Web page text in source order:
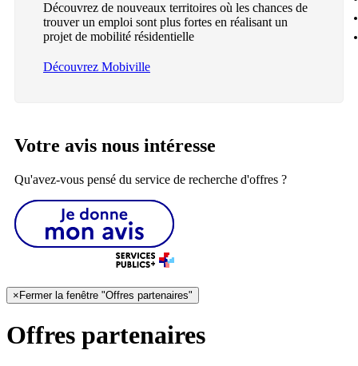
Découvrez de nouveaux territoires où les chances de
trouver un emploi sont plus fortes en réalisant un
projet de mobilité résidentielle
Découvrez Mobiville
Votre avis nous intéresse
Qu'avez-vous pensé du service de recherche d'offres ?
× Fermer la fenêtre "Offres partenaires"
Offres partenaires